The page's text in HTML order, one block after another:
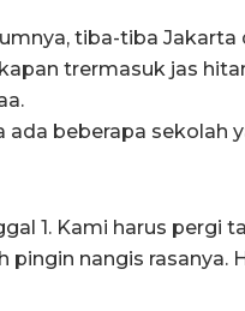
tiba-tiba Jakarta
trermasuk jas
ada beberapa sekolah
1. Kami harus pergi
pingin nangis